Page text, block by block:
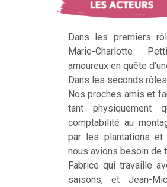
Dans les premiers
Marie-Charlotte
amoureux en quête
Dans les seconds
Nos proches amis et
tant physiquement
comptabilité au
par les plantations et
nous avions besoin de
Fabrice qui travaille
saisons, et Jean-